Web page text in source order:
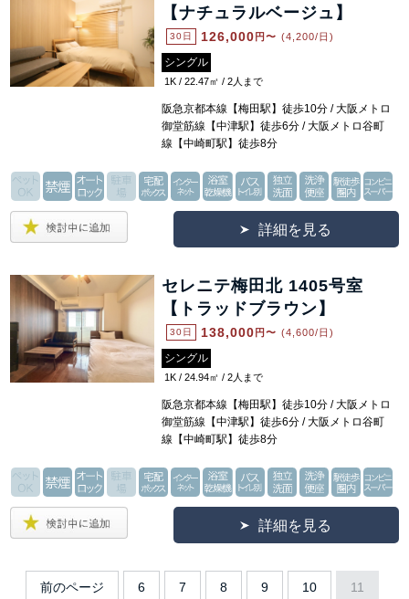
【ナチュラルベージュ】
30日 126,000 円〜 (4,200/日)
シングル
1K / 22.47㎡ / 2人まで
阪急京都本線【梅田駅】徒歩10分 / 大阪メトロ
御堂筋線【中津駅】徒歩6分 / 大阪メトロ谷町
線【中崎町駅】徒歩8分
詳細を見る
セレニテ梅田北 1405号室
【トラッドブラウン】
30日 138,000 円〜 (4,600/日)
シングル
1K / 24.94㎡ / 2人まで
阪急京都本線【梅田駅】徒歩10分 / 大阪メトロ
御堂筋線【中津駅】徒歩6分 / 大阪メトロ谷町
線【中崎町駅】徒歩8分
詳細を見る
前のページ 6 7 8 9 10 11